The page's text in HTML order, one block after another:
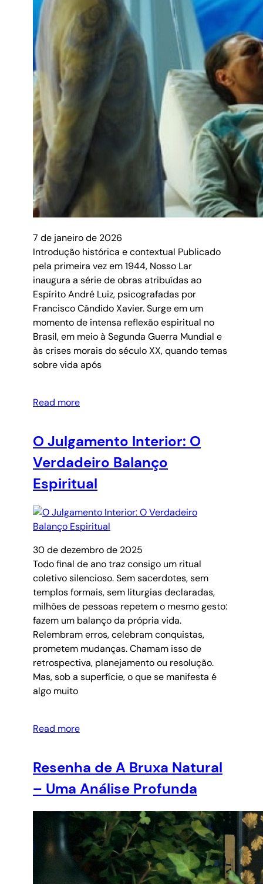
7 de janeiro de 2026
Introdução histórica e contextual Publicado
pela primeira vez em 1944, Nosso Lar
inaugura a série de obras atribuídas ao
Espírito André Luiz, psicografadas por
Francisco Cândido Xavier. Surge em um
momento de intensa reflexão espiritual no
Brasil, em meio à Segunda Guerra Mundial e
às crises morais do século XX, quando temas
sobre vida após
Read more
O Julgamento Interior: O
Verdadeiro Balanço
Espiritual
30 de dezembro de 2025
Todo final de ano traz consigo um ritual
coletivo silencioso. Sem sacerdotes, sem
templos formais, sem liturgias declaradas,
milhões de pessoas repetem o mesmo gesto:
fazem um balanço da própria vida.
Relembram erros, celebram conquistas,
prometem mudanças. Chamam isso de
retrospectiva, planejamento ou resolução.
Mas, sob a superfície, o que se manifesta é
algo muito
Read more
Resenha de A Bruxa Natural
– Uma Análise Profunda